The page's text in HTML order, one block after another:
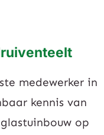
medewerker in
kennis van
op